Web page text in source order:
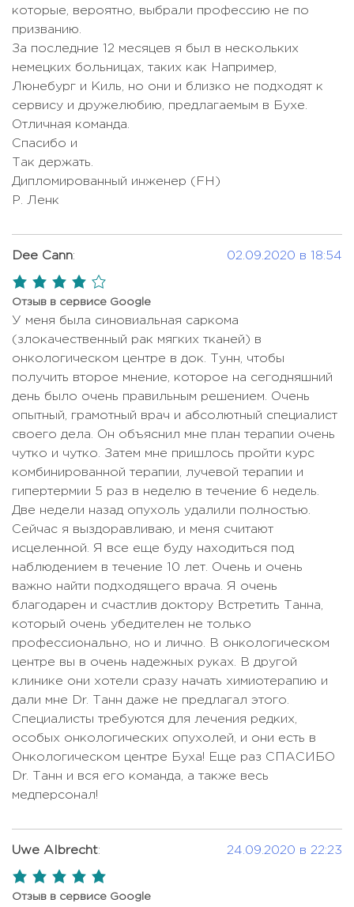
Операция при саркоме
23482 USD -
Операция при сирингомиелии
Операция при сколиозе Цена по запросу
Операция при Халюс Вальгус
Операция Уиппла
Ортопедическая реабилитация (за
Остеотомия большеберцовой
Остеотомия челюсти Цена по запросу
Радиойодтерапия
Радиочастотная абляция печени 29353 USD
Радиоэмболизация печени Цена по запросу
Резекция кости Цена по запросу
Резекция кости с заменой
имплантатом
Цена по запросу
Резекция печени Цена по запросу
Резекция почки Цена по запросу
Резекция при раке печени
Резекция прямой кишки Цена по запросу
Резекция толстого кишечника
Резекция тонкой кишки Цена по запросу
Резекция щитовидной железы
Реконструкция передней
крестообразной связки
Удаление медуллобластомы
Химиотерапия при раке молочной
которые, вероятно, выбрали профессию не по
призванию.
За последние 12 месяцев я был в нескольких
немецких больницах, таких как Например,
Люнебург и Киль, но они и близко не подходят к
сервису и дружелюбию, предлагаемым в Бухе.
Отличная команда.
Спасибо и
Так держать.
Дипломированный инженер (FH)
Р. Ленк
Dee Cann: 02.09.2020 в 18:54
4,0
rating
Отзыв в сервисе Google
У меня была синовиальная саркома
(злокачественный рак мягких тканей) в
онкологическом центре в док. Тунн, чтобы
получить второе мнение, которое на сегодняшний
день было очень правильным решением. Очень
опытный, грамотный врач и абсолютный специалист
своего дела. Он объяснил мне план терапии очень
чутко и чутко. Затем мне пришлось пройти курс
комбинированной терапии, лучевой терапии и
гипертермии 5 раз в неделю в течение 6 недель.
Две недели назад опухоль удалили полностью.
Сейчас я выздоравливаю, и меня считают
исцеленной. Я все еще буду находиться под
наблюдением в течение 10 лет. Очень и очень
важно найти подходящего врача. Я очень
благодарен и счастлив доктору Встретить Танна,
который очень убедителен не только
профессионально, но и лично. В онкологическом
центре вы в очень надежных руках. В другой
клинике они хотели сразу начать химиотерапию и
дали мне Dr. Танн даже не предлагал этого.
Специалисты требуются для лечения редких,
особых онкологических опухолей, и они есть в
Онкологическом центре Буха! Еще раз СПАСИБО
Dr. Танн и вся его команда, а также весь
медперсонал!
Uwe Albrecht: 24.09.2020 в 22:23
5,0
rating
Отзыв в сервисе Google